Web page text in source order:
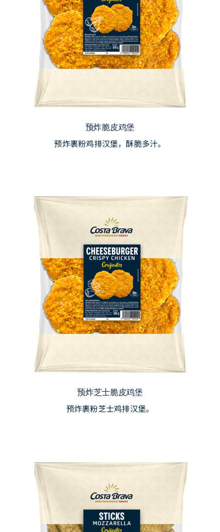
预炸脆皮鸡堡
预炸裹粉鸡排汉堡，酥脆多汁。
预炸芝士脆皮鸡堡
预炸裹粉芝士鸡排汉堡。